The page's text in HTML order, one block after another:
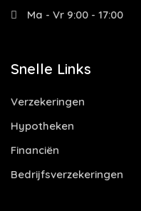
Ma - Vr 9:00 - 17:00
Snelle Links
Verzekeringen
Hypotheken
Financiën
Bedrijfsverzekeringen